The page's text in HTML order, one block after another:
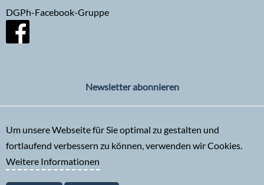
DGPh-Facebook-Gruppe
Newsletter abonnieren
Um unsere Webseite für Sie optimal zu gestalten und
fortlaufend verbessern zu können, verwenden wir Cookies.
Weitere Informationen